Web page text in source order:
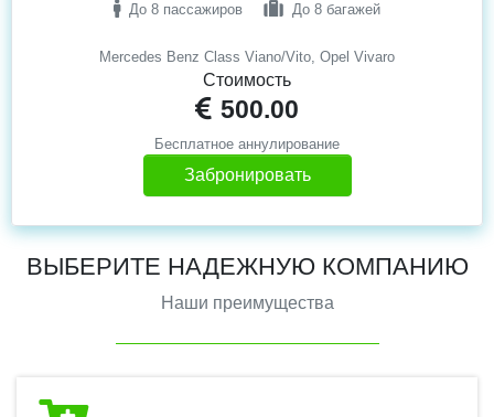
Mercedes Benz Class Viano/Vito, Opel Vivaro
До 8 пассажиров До 8 багажей
Стоимость
500.00
Бесплатное аннулирование
Забронировать
ВЫБЕРИТЕ НАДЕЖНУЮ КОМПАНИЮ
Наши преимущества